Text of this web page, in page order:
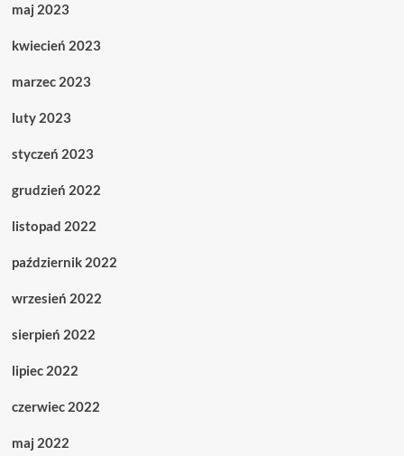
maj 2023
kwiecień 2023
marzec 2023
luty 2023
styczeń 2023
grudzień 2022
listopad 2022
październik 2022
wrzesień 2022
sierpień 2022
lipiec 2022
czerwiec 2022
maj 2022